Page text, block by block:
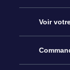
À propos
Nous
Cadeau
Coffret
Voir
Registre